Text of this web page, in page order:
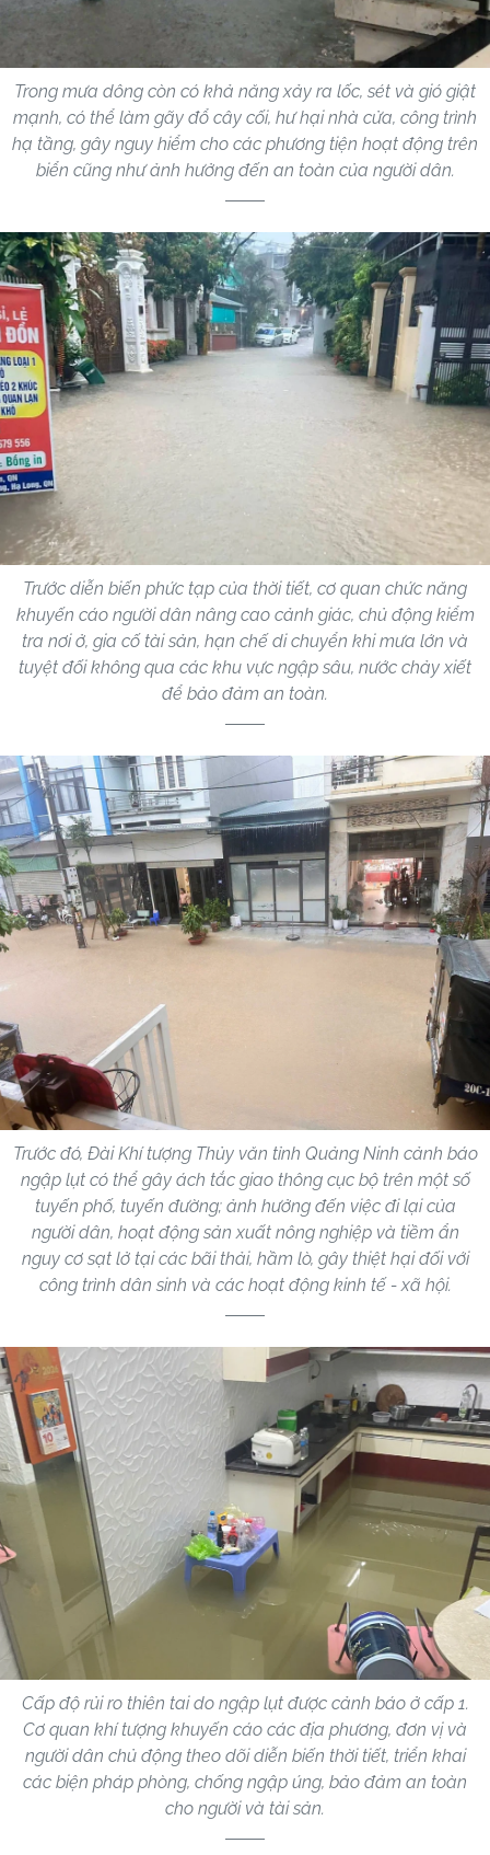
Trong mưa dông còn có khả năng xảy ra lốc, sét và gió giật
mạnh, có thể làm gãy đổ cây cối, hư hại nhà cửa, công trình
hạ tầng, gây nguy hiểm cho các phương tiện hoạt động trên
biển cũng như ảnh hưởng đến an toàn của người dân.
Trước diễn biến phức tạp của thời tiết, cơ quan chức năng
khuyến cáo người dân nâng cao cảnh giác, chủ động kiểm
tra nơi ở, gia cố tài sản, hạn chế di chuyển khi mưa lớn và
tuyệt đối không qua các khu vực ngập sâu, nước chảy xiết
để bảo đảm an toàn.
Trước đó, Đài Khí tượng Thủy văn tỉnh Quảng Ninh cảnh báo
ngập lụt có thể gây ách tắc giao thông cục bộ trên một số
tuyến phố, tuyến đường; ảnh hưởng đến việc đi lại của
người dân, hoạt động sản xuất nông nghiệp và tiềm ẩn
nguy cơ sạt lở tại các bãi thải, hầm lò, gây thiệt hại đối với
công trình dân sinh và các hoạt động kinh tế - xã hội.
Cấp độ rủi ro thiên tai do ngập lụt được cảnh báo ở cấp 1.
Cơ quan khí tượng khuyến cáo các địa phương, đơn vị và
người dân chủ động theo dõi diễn biến thời tiết, triển khai
các biện pháp phòng, chống ngập úng, bảo đảm an toàn
cho người và tài sản.